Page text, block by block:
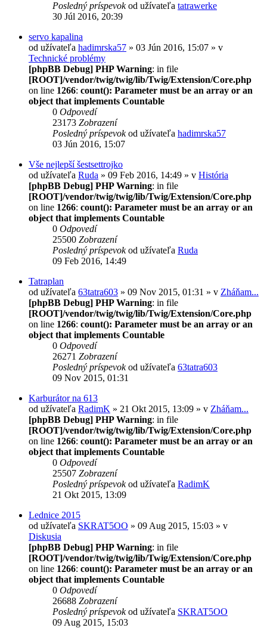
Posledný príspevokod užívateľa tatrawerke
30 Júl 2016, 20:39
servo kapalina
od užívateľa hadimrska57 » 03 Jún 2016, 15:07 » v
Technické problémy
[phpBB Debug] PHP Warning: in file
[ROOT]/vendor/twig/twig/lib/Twig/Extension/Core.php
on line 1266: count(): Parameter must be an array or an
object that implements Countable
0 Odpovedí
23173 Zobrazení
Posledný príspevokod užívateľa hadimrska57
03 Jún 2016, 15:07
Vše nejlepší šestsettrojko
od užívateľa Ruda » 09 Feb 2016, 14:49 » v História
[phpBB Debug] PHP Warning: in file
[ROOT]/vendor/twig/twig/lib/Twig/Extension/Core.php
on line 1266: count(): Parameter must be an array or an
object that implements Countable
0 Odpovedí
25500 Zobrazení
Posledný príspevokod užívateľa Ruda
09 Feb 2016, 14:49
Tatraplan
od užívateľa 63tatra603 » 09 Nov 2015, 01:31 » v Zháňam...
[phpBB Debug] PHP Warning: in file
[ROOT]/vendor/twig/twig/lib/Twig/Extension/Core.php
on line 1266: count(): Parameter must be an array or an
object that implements Countable
0 Odpovedí
26271 Zobrazení
Posledný príspevokod užívateľa 63tatra603
09 Nov 2015, 01:31
Karburátor na 613
od užívateľa RadimK » 21 Okt 2015, 13:09 » v Zháňam...
[phpBB Debug] PHP Warning: in file
[ROOT]/vendor/twig/twig/lib/Twig/Extension/Core.php
on line 1266: count(): Parameter must be an array or an
object that implements Countable
0 Odpovedí
25507 Zobrazení
Posledný príspevokod užívateľa RadimK
21 Okt 2015, 13:09
Lednice 2015
od užívateľa SKRAT5OO » 09 Aug 2015, 15:03 » v
Diskusia
[phpBB Debug] PHP Warning: in file
[ROOT]/vendor/twig/twig/lib/Twig/Extension/Core.php
on line 1266: count(): Parameter must be an array or an
object that implements Countable
0 Odpovedí
26688 Zobrazení
Posledný príspevokod užívateľa SKRAT5OO
09 Aug 2015, 15:03